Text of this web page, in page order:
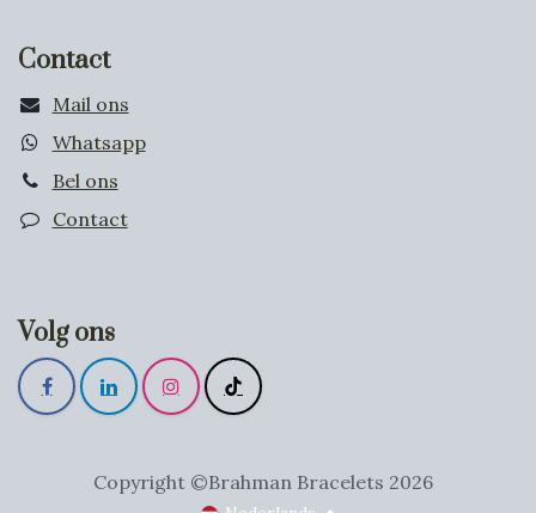
Contact
Mail ons
Whatsapp
Bel ons
Contact
Volg ons
Copyright ©Brahman Bracelets 2026